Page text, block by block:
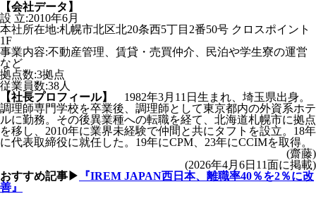
【会社データ】
設 立:2010年6月
本社所在地:札幌市北区北20条西5丁目2番50号 クロスポイント
1F
事業内容:不動産管理、賃貸・売買仲介、民泊や学生寮の運営
など
拠点数:3拠点
従業員数:38人
【社長プロフィール】
1982年3月11日生まれ、埼玉県出身。
調理師専門学校を卒業後、調理師として東京都内の外資系ホテ
ルに勤務。その後異業種への転職を経て、北海道札幌市に拠点
を移し、2010年に業界未経験で仲間と共にタフトを設立。18年
に代表取締役に就任した。19年にCPM、23年にCCIMを取得。
(齋藤)
(2026年4月6日11面に掲載)
おすすめ記事▶
『IREM JAPAN西日本、離職率40％を2％に改
善』